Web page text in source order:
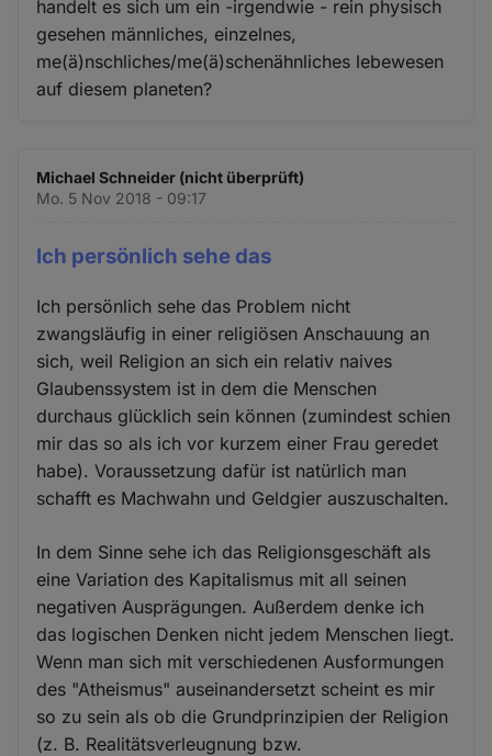
handelt es sich um ein -irgendwie - rein physisch
gesehen männliches, einzelnes,
me(ä)nschliches/me(ä)schenähnliches lebewesen
auf diesem planeten?
Michael Schneider (nicht überprüft)
Mo. 5 Nov 2018 - 09:17
Ich persönlich sehe das
Ich persönlich sehe das Problem nicht
zwangsläufig in einer religiösen Anschauung an
sich, weil Religion an sich ein relativ naives
Glaubenssystem ist in dem die Menschen
durchaus glücklich sein können (zumindest schien
mir das so als ich vor kurzem einer Frau geredet
habe). Voraussetzung dafür ist natürlich man
schafft es Machwahn und Geldgier auszuschalten.
In dem Sinne sehe ich das Religionsgeschäft als
eine Variation des Kapitalismus mit all seinen
negativen Ausprägungen. Außerdem denke ich
das logischen Denken nicht jedem Menschen liegt.
Wenn man sich mit verschiedenen Ausformungen
des "Atheismus" auseinandersetzt scheint es mir
so zu sein als ob die Grundprinzipien der Religion
(z. B. Realitätsverleugnung bzw.